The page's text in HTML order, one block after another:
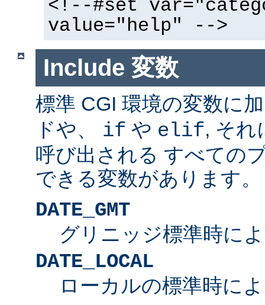
<!--#set
value="help" -->
Include 変数
標準 CGI 環境の変数に
ドや、 if や elif, それ
呼び出される すべての
できる変数があります。
DATE_GMT
グリニッジ標準時に
DATE_LOCAL
ローカルの標準時に